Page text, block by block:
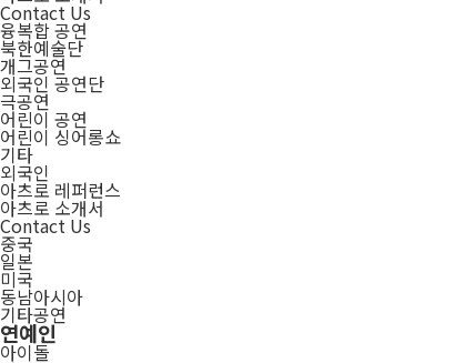
Contact Us
융복합 공연
북한예술단
개그공연
외국인 공연단
극공연
어린이 공연
어린이 싱어롱쇼
기타
외국인
아츠로 레퍼런스
아츠로 소개서
Contact Us
중국
일본
미국
동남아시아
기타공연
연예인
아이돌